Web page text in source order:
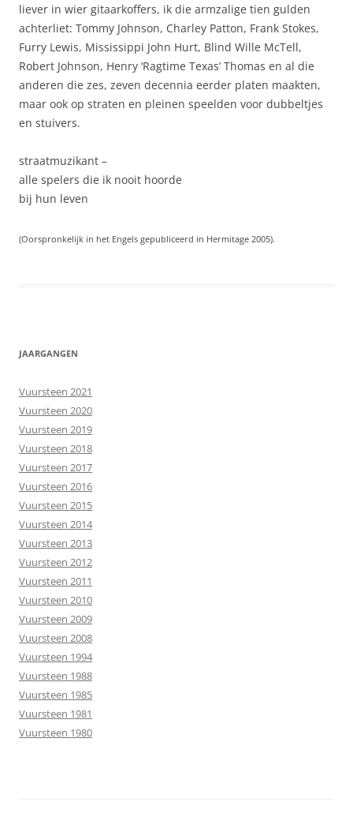
liever in wier gitaarkoffers, ik die armzalige tien gulden
achterliet: Tommy Johnson, Charley Patton, Frank Stokes,
Furry Lewis, Mississippi John Hurt, Blind Wille McTell,
Robert Johnson, Henry ‘Ragtime Texas’ Thomas en al die
anderen die zes, zeven decennia eerder platen maakten,
maar ook op straten en pleinen speelden voor dubbeltjes
en stuivers.
straatmuzikant –
alle spelers die ik nooit hoorde
bij hun leven
(Oorspronkelijk in het Engels gepubliceerd in Hermitage 2005).
JAARGANGEN
Vuursteen 2021
Vuursteen 2020
Vuursteen 2019
Vuursteen 2018
Vuursteen 2017
Vuursteen 2016
Vuursteen 2015
Vuursteen 2014
Vuursteen 2013
Vuursteen 2012
Vuursteen 2011
Vuursteen 2010
Vuursteen 2009
Vuursteen 2008
Vuursteen 1994
Vuursteen 1988
Vuursteen 1985
Vuursteen 1981
Vuursteen 1980